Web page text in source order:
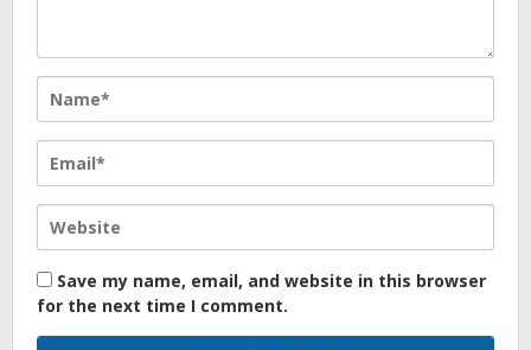
Save my name, email, and website in this browser
for the next time I comment.